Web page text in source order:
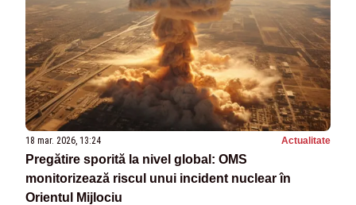
18 mar. 2026, 13:24 Actualitate
Pregătire sporită la nivel global: OMS
monitorizează riscul unui incident nuclear în
Orientul Mijlociu